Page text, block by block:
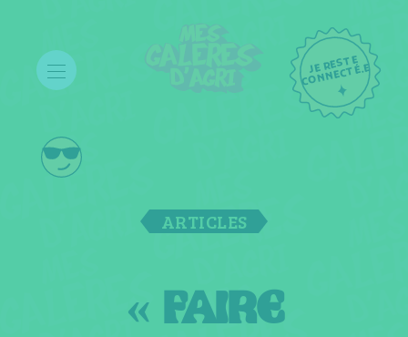
JE RESTE
C
ONNECTÉ.E
ARTICLES
« FAIRE